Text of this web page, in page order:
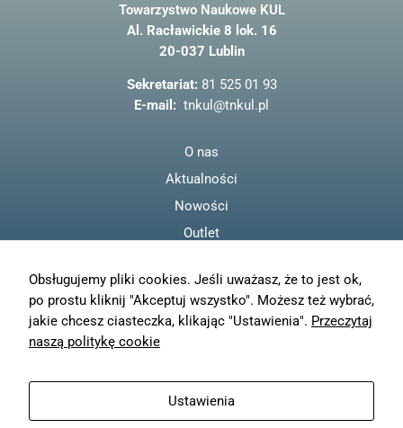
e
b
o
o
k
Towarzystwo Naukowe KUL
Al. Racławickie 8 lok. 16
20-037 Lublin
Sekretariat: 81 525 01 93
E-mail: tnkul@tnkul.pl
O nas
Aktualności
Nowości
Outlet
Polityka prywatności
Moje konto
Wysyłka
Zwroty
Obsługujemy pliki cookies. Jeśli uważasz, że to jest ok,
po prostu kliknij "Akceptuj wszystko". Możesz też wybrać,
jakie chcesz ciasteczka, klikając "Ustawienia". Przeczytaj
naszą politykę cookie
Ustawienia